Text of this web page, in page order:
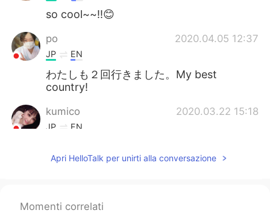
so cool~~!!😊
po 2020.04.05 12:37
JP EN
わたしも２回行きました。My best
country!
kumico 2020.03.22 15:18
JP EN
I love GoT🖤
Apri HelloTalk per unirti alla conversazione
Momenti correlati